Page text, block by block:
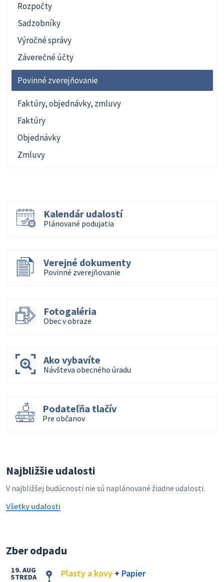
Rozpočty
Sadzobníky
Výročné správy
Záverečné účty
Povinné zverejňovanie
Faktúry, objednávky, zmluvy
Faktúry
Objednávky
Zmluvy
Kalendár udalostí
Plánované podujatia
Verejné dokumenty
Povinné zverejňovanie
Fotogaléria
Obec v obraze
Ako vybavíte
Návšteva obecného úradu
Podateľňa tlačív
Pre občanov
Najbližšie udalosti
V najbližšej budúcnosti nie sú naplánované žiadne udalosti.
Všetky udalosti
Zber odpadu
Plasty a kovy + Papier
19. AUG
STREDA